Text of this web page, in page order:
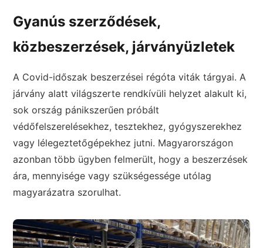
Gyanús szerződések,
közbeszerzések, járványüzletek
A Covid-időszak beszerzései régóta viták tárgyai. A
járvány alatt világszerte rendkívüli helyzet alakult ki,
sok ország pánikszerűen próbált
védőfelszerelésekhez, tesztekhez, gyógyszerekhez
vagy lélegeztetőgépekhez jutni. Magyarországon
azonban több ügyben felmerült, hogy a beszerzések
ára, mennyisége vagy szükségessége utólag
magyarázatra szorulhat.